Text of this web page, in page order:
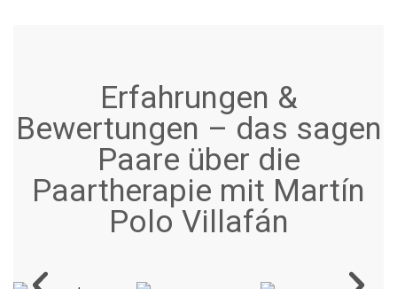
Erfahrungen &
Bewertungen – das sagen
Paare über die
Paartherapie mit Martín
Polo Villafán